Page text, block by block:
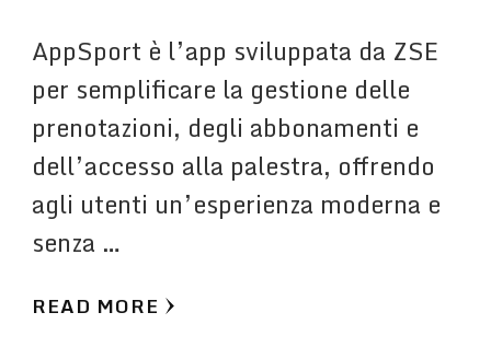
AppSport è l’app sviluppata da ZSE
per semplificare la gestione delle
prenotazioni, degli abbonamenti e
dell’accesso alla palestra, offrendo
agli utenti un’esperienza moderna e
senza …
READ MORE